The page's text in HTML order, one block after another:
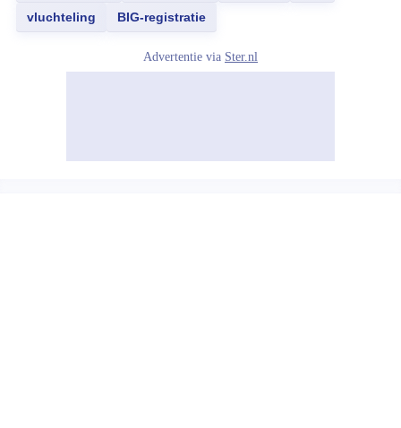
vluchteling BIG-registratie
Advertentie via Ster.nl